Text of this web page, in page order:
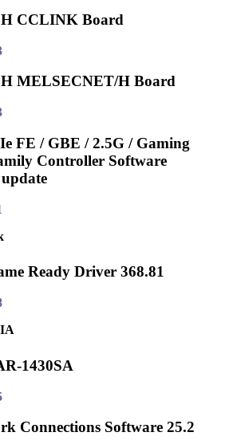
CCLINK Board
MELSECNET/H Board
FE / GBE / 2.5G / Gaming
Controller Software
Ready Driver 368.81
1430SA
Connections Software 25.2